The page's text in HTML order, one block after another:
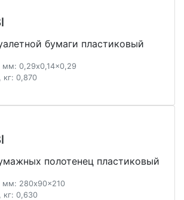
бумаги пластиковый
мм: 0,29x0,14x0,29
кг: 0,870
полотенец пластиковый
мм: 280x90x210
кг: 0,630